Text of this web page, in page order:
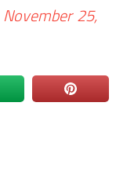
November 25,